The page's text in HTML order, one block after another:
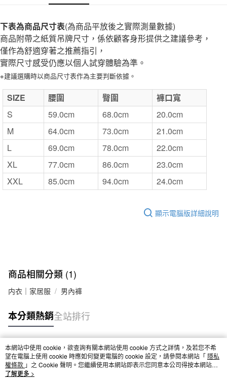
付款後7-11取貨
宅配
每筆NT$150，滿NT$2,000(含以上)免運費
無印良品門市自取
下表為商品尺寸表(為商品平放後之實際測量數據)
商品附帶之紙質吊牌尺寸，係依顧客身形提供之建議參考，
僅作為舒適穿著之推薦指引，
實際尺寸感受仍應以個人試穿體驗為準。
※建議選購時以商品尺寸表作為主要判斷依據。
SIZE 腰圍 臀圍
褲口寬
S
59.0cm 68.0cm
20.0cm
M
64.0cm 73.0cm
21.0cm
L
69.0cm 78.0cm
22.0cm
XL
77.0cm 86.0cm
23.0cm
XXL
85.0cm 94.0cm 24.0cm
顯示電腦版詳細說明
商品相關分類 (1)
内衣｜家居服 男內褲
本分類熱銷全站排行
熱門標籤
本網站中使用 cookie，欲查詢有關本網站使用 cookie 方式之詳情，及若您不希
望在電腦上使用 cookie 時應如何變更電腦的 cookie 設定，請參閱本網站「 隱私
權條款 」之 Cookie 聲明。您繼續使用本網站即表示您同意本公司得按本網站使
用條款之 Cookie 聲明使用 cookie。
了解更多 >